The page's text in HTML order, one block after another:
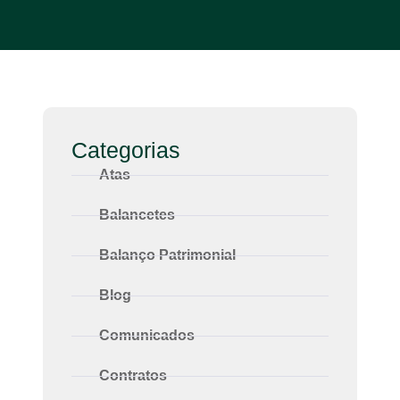
Categorias
Atas
Balancetes
Balanço Patrimonial
Blog
Comunicados
Contratos